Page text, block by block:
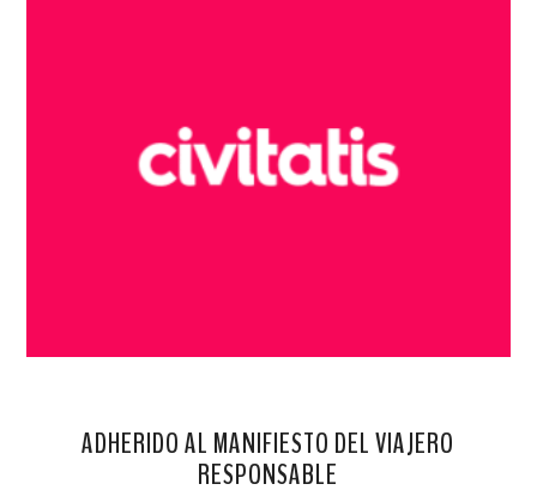
ADHERIDO AL MANIFIESTO DEL VIAJERO
RESPONSABLE